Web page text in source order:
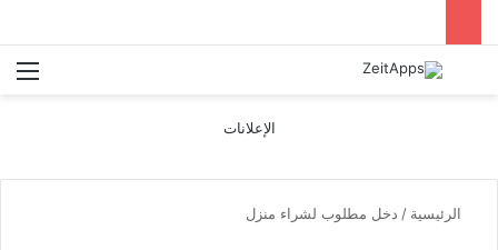
بحث عن
الإعلانات
الرئيسية / دخل مطلوب لشراء منزل